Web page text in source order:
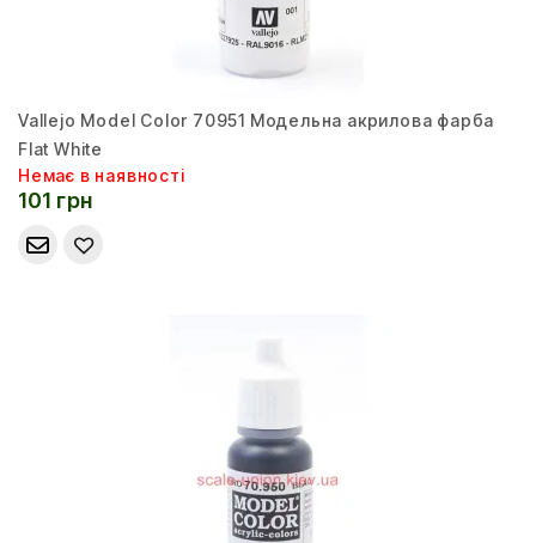
Vallejo Model Color 70951 Модельна акрилова фарба
Flat White
Немає в наявності
101 грн